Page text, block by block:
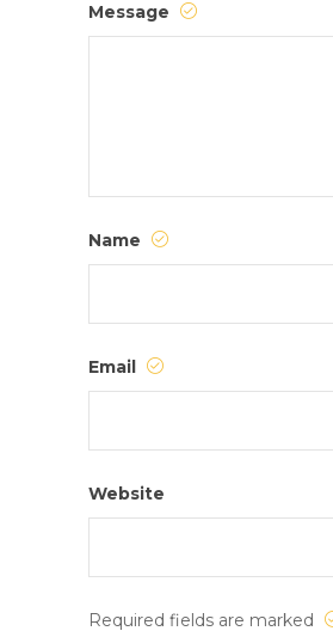
Message
Name
Email
Website
Required fields are marked